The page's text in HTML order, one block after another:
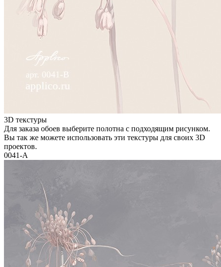
3D текстуры
Для заказа обоев выберите полотна с подходящим рисунком.
Вы так же можете использовать эти текстуры для своих 3D
проектов.
0041-A